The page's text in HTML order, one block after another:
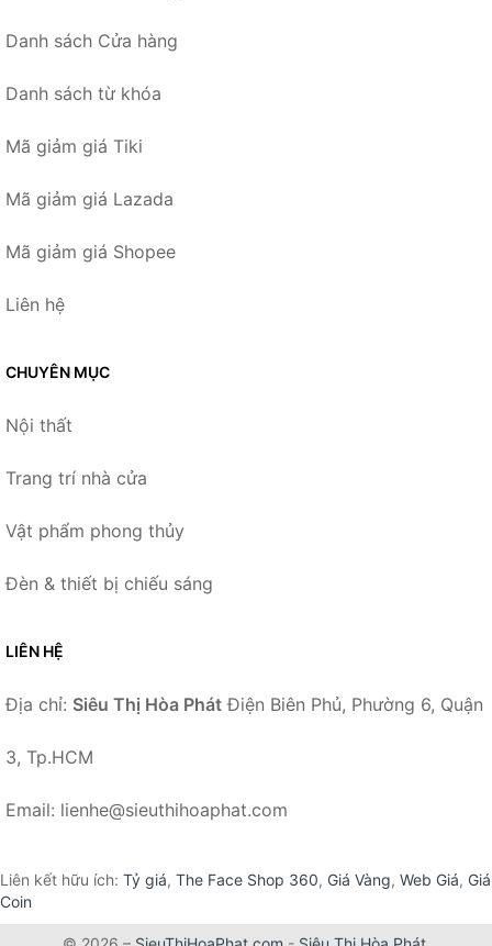
Danh sách Cửa hàng
Danh sách từ khóa
Mã giảm giá Tiki
Mã giảm giá Lazada
Mã giảm giá Shopee
Liên hệ
CHUYÊN MỤC
Nội thất
Trang trí nhà cửa
Vật phẩm phong thủy
Đèn & thiết bị chiếu sáng
LIÊN HỆ
Địa chỉ: Siêu Thị Hòa Phát Điện Biên Phủ, Phường 6, Quận
3, Tp.HCM
Email: lienhe@sieuthihoaphat.com
Liên kết hữu ích: Tỷ giá, The Face Shop 360, Giá Vàng, Web Giá, Giá
Coin